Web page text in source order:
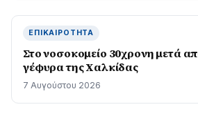
ΕΠΙΚΑΙΡΌΤΗΤΑ
Στο νοσοκομείο 30χρονη μετά
γέφυρα της Χαλκίδας
7 Αυγούστου 2026